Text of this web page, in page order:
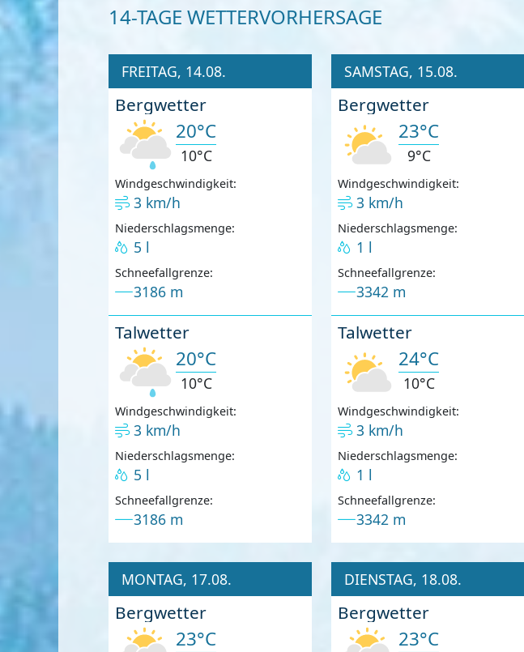
14-TAGE WETTERVORHERSAGE
FREITAG, 14.08.
Bergwetter
20°C
10°C
Windgeschwindigkeit:
3 km/h
Niederschlagsmenge:
5 l
Schneefallgrenze:
3186 m
Talwetter
20°C
10°C
Windgeschwindigkeit:
3 km/h
Niederschlagsmenge:
5 l
Schneefallgrenze:
3186 m
SAMSTAG, 15.08.
Bergwetter
23°C
9°C
Windgeschwindigkeit:
3 km/h
Niederschlagsmenge:
1 l
Schneefallgrenze:
3342 m
Talwetter
24°C
10°C
Windgeschwindigkeit:
3 km/h
Niederschlagsmenge:
1 l
Schneefallgrenze:
3342 m
MONTAG, 17.08.
Bergwetter
23°C
DIENSTAG, 18.08.
Bergwetter
23°C